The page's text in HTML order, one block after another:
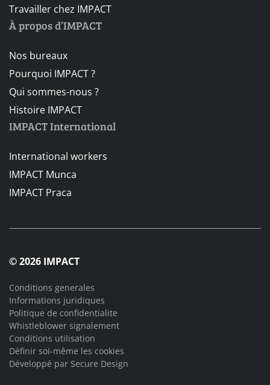
Travailler chez IMPACT
À propos d’IMPACT
Nos bureaux
Pourquoi IMPACT ?
Qui sommes-nous ?
Histoire IMPACT
IMPACT International
International workers
IMPACT Munca
IMPACT Praca
© 2026 IMPACT
Conditions generales
Informations juridiques
Politique de confidentialite
Whistleblower signalement
Conditions utilisation
Définir soi-même les cookies
Développé par Secure Design